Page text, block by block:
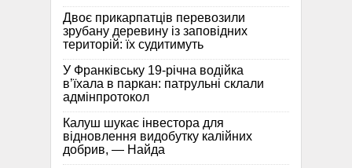
Двоє прикарпатців перевозили
зрубану деревину із заповідних
територій: їх судитимуть
У Франківську 19-річна водійка
в’їхала в паркан: патрульні склали
адмінпротокол
Калуш шукає інвестора для
відновлення видобутку калійних
добрив, — Найда